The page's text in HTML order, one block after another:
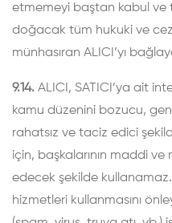
etmemeyi baştan kabul ve
doğacak tüm hukuki ve
münhasıran ALICI’yı
9.14. ALICI, SATICI’ya ait
kamu düzenini bozucu,
rahatsız ve taciz edici
için, başkalarının maddi
edecek şekilde kullanamaz.
hizmetleri kullanmasını